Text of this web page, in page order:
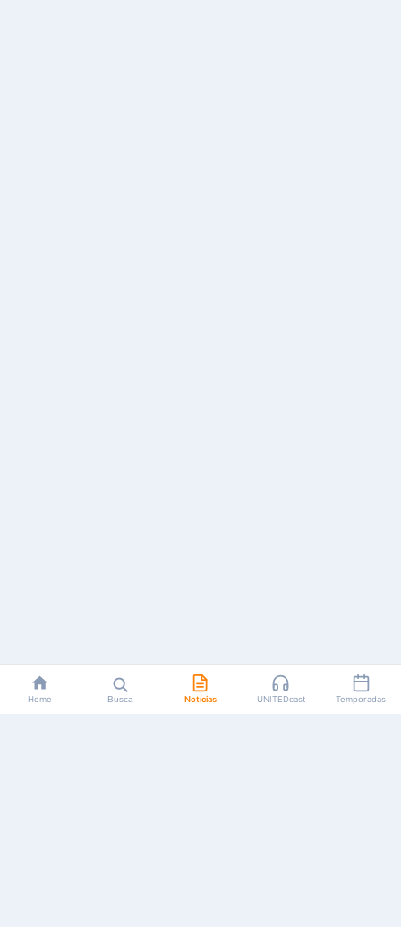
Home Busca Notícias UNITEDcast Temporadas